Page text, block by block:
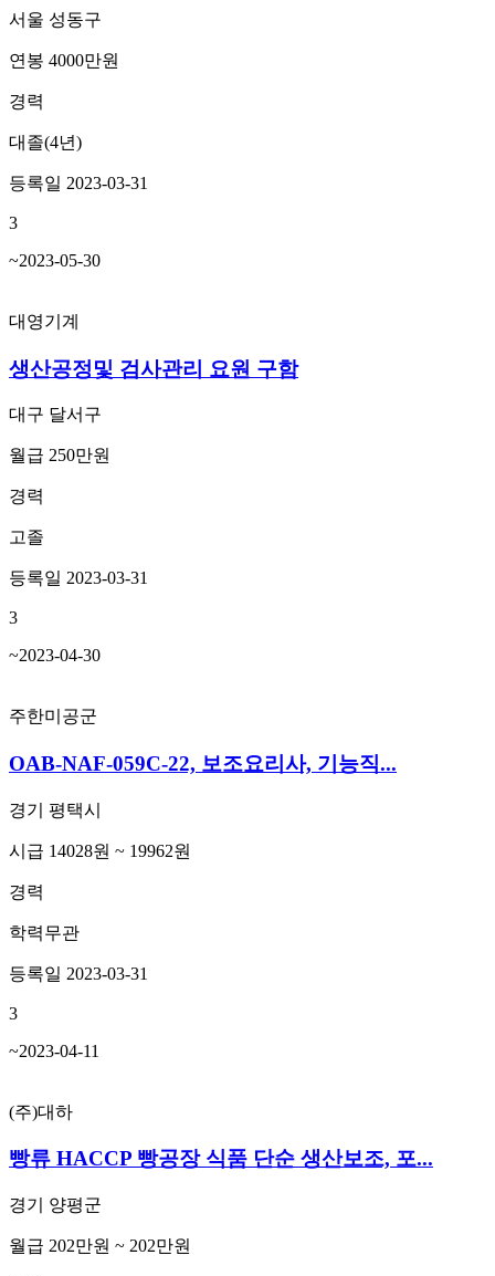
서울 성동구
연봉 4000만원
경력
대졸(4년)
등록일 2023-03-31
3
~2023-05-30
대영기계
생산공정및 검사관리 요원 구함
대구 달서구
월급 250만원
경력
고졸
등록일 2023-03-31
3
~2023-04-30
주한미공군
OAB-NAF-059C-22, 보조요리사, 기능직...
경기 평택시
시급 14028원 ~ 19962원
경력
학력무관
등록일 2023-03-31
3
~2023-04-11
(주)대하
빵류 HACCP 빵공장 식품 단순 생산보조, 포...
경기 양평군
월급 202만원 ~ 202만원